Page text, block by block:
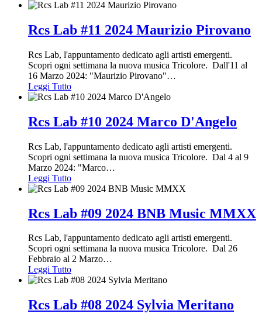
Rcs Lab #11 2024 Maurizio Pirovano
Rcs Lab, l'appuntamento dedicato agli artisti emergenti.
Scopri ogni settimana la nuova musica Tricolore. Dall'11 al
16 Marzo 2024: "Maurizio Pirovano"…
Leggi Tutto
Rcs Lab #10 2024 Marco D'Angelo
Rcs Lab, l'appuntamento dedicato agli artisti emergenti.
Scopri ogni settimana la nuova musica Tricolore. Dal 4 al 9
Marzo 2024: "Marco…
Leggi Tutto
Rcs Lab #09 2024 BNB Music MMXX
Rcs Lab, l'appuntamento dedicato agli artisti emergenti.
Scopri ogni settimana la nuova musica Tricolore. Dal 26
Febbraio al 2 Marzo…
Leggi Tutto
Rcs Lab #08 2024 Sylvia Meritano